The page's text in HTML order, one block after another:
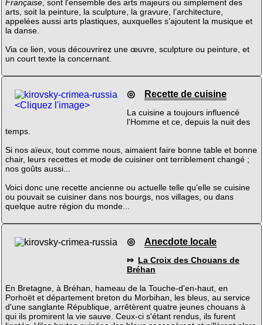
Française, sont l'ensemble des arts majeurs ou simplement des
arts, soit la peinture, la sculpture, la gravure, l’architecture,
appelées aussi arts plastiques, auxquelles s’ajoutent la musique et
la danse.
Via ce lien, vous découvrirez une œuvre, sculpture ou peinture, et
un court texte la concernant.
<Cliquez l'image>
◎ Recette de cuisine
La cuisine a toujours influencé
l'Homme et ce, depuis la nuit des
temps.
Si nos aïeux, tout comme nous, aimaient faire bonne table et bonne
chair, leurs recettes et mode de cuisiner ont terriblement changé ;
nos goûts aussi...
Voici donc une recette ancienne ou actuelle telle qu'elle se cuisine
ou pouvait se cuisiner dans nos bourgs, nos villages, ou dans
quelque autre région du monde...
◎ Anecdote locale
⤇ La Croix des Chouans de
Bréhan
En Bretagne, à Bréhan, hameau de la Touche-d'en-haut, en
Porhoët et département breton du Morbihan, les bleus, au service
d'une sanglante République, arrêtèrent quatre jeunes chouans à
qui ils promirent la vie sauve. Ceux-ci s'étant rendus, ils furent